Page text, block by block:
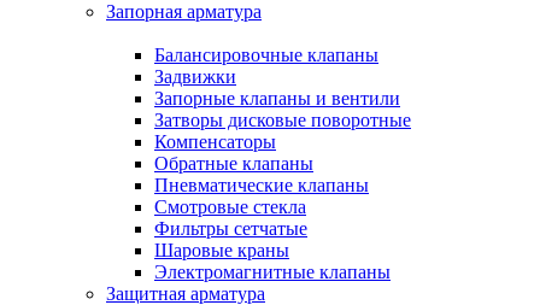
Запорная арматура
Балансировочные клапаны
Задвижки
Запорные клапаны и вентили
Затворы дисковые поворотные
Компенсаторы
Обратные клапаны
Пневматические клапаны
Смотровые стекла
Фильтры сетчатые
Шаровые краны
Электромагнитные клапаны
Защитная арматура